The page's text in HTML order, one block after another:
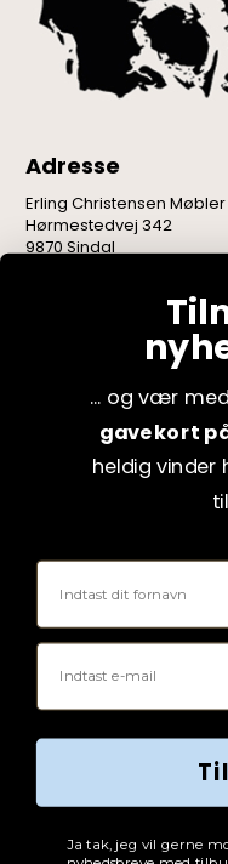
Adresse
Erling Christensen Møbler
Hørmestedvej 342
9870 Sindal
... og vær
gavekort
heldig vinder
Fornavn
Email
Tjekboks samtykke
Ja tak, jeg vil gerne